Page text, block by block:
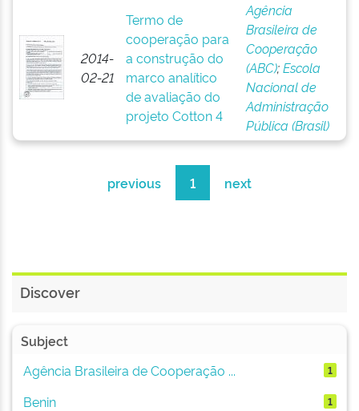
2014-
02-21
Termo de
cooperação para
a construção do
marco analítico
de avaliação do
projeto Cotton 4
Agência
Brasileira de
Cooperação
(ABC);Escola
Nacional de
Administração
Pública (Brasil)
previous 1 next
Discover
Subject
Agência Brasileira de Cooperação ...
1
Benin 1